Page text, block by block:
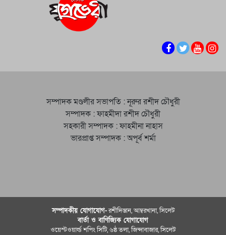
সম্পাদক মণ্ডলীর সভাপতি : নূরুর রশীদ চৌধুরী
সম্পাদক : ফাহমীদা রশীদ চৌধুরী
সহকারী সম্পাদক : ফাহমীনা নাহাস
ভারপ্রাপ্ত সম্পাদক : অপূর্ব শর্মা
সম্পাদকীয় যােগাযোগ-রশীদিস্তান, আম্বরখানা, সিলেট
বার্তা ও বাণিজ্যিক যোগাযােগ
ওয়েস্টওয়ার্ল্ড শপিং সিটি, ৬ষ্ঠ তলা, জিন্দাবাজার, সিলেট